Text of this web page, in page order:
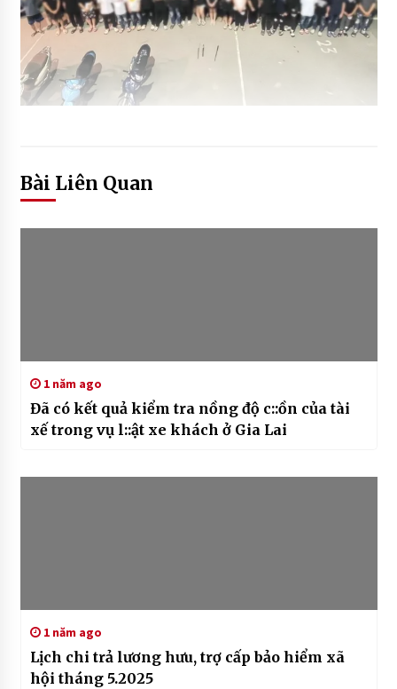
Bài Liên Quan
1 năm ago
Đã có kết quả kiểm tra nồng độ c::ồn của tài
xế trong vụ l::ật xe khách ở Gia Lai
1 năm ago
Lịch chi trả lương hưu, trợ cấp bảo hiểm xã
hội tháng 5.2025